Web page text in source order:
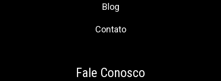
Blog
Contato
Fale Conosco